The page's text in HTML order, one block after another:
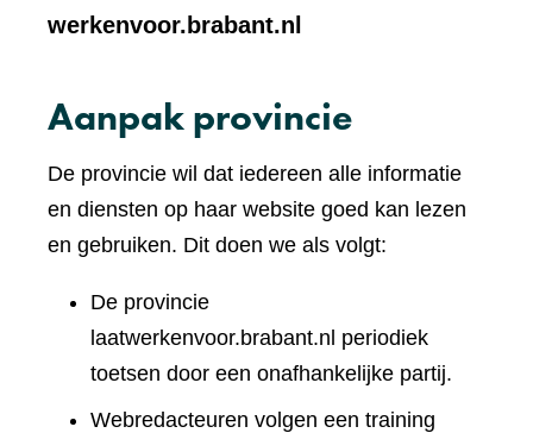
werkenvoor.brabant.nl
Aanpak provincie
De provincie wil dat iedereen alle informatie
en diensten op haar website goed kan lezen
en gebruiken. Dit doen we als volgt:
De provincie
laatwerkenvoor.brabant.nl periodiek
toetsen door een onafhankelijke partij.
Webredacteuren volgen een training